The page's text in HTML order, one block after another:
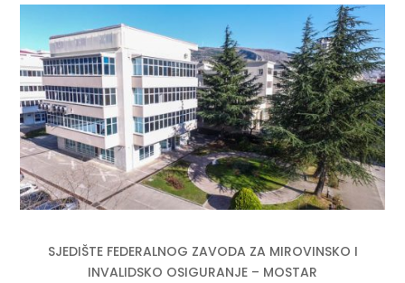
SJEDIŠTE FEDERALNOG ZAVODA ZA MIROVINSKO I
INVALIDSKO OSIGURANJE – MOSTAR